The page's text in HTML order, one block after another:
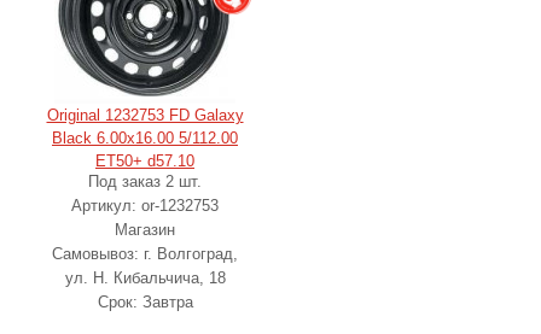
Original 1232753 FD Galaxy
Black 6.00x16.00 5/112.00
ET50+ d57.10
Под заказ 2 шт.
Артикул: or-1232753
Магазин
Самовывоз: г. Волгоград,
ул. Н. Кибальчича, 18
Срок: Завтра